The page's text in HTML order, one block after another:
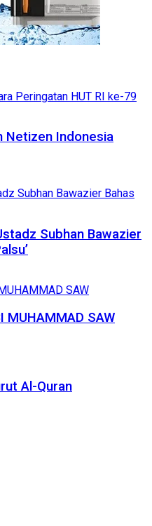
Netizen Indonesia
Subhan Bawazier
MUHAMMAD SAW
Al-Quran